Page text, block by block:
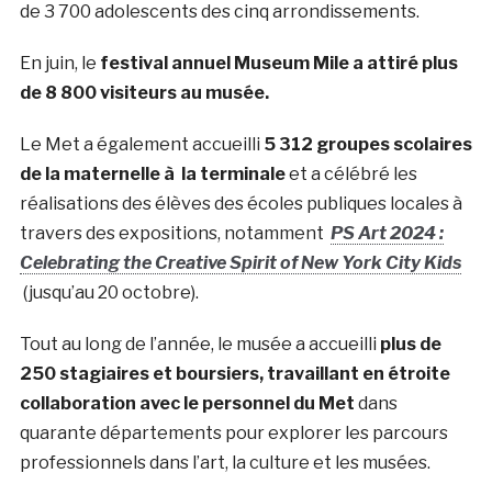
de 3 700 adolescents des cinq arrondissements.
En juin, le festival annuel Museum Mile a attiré plus
de 8 800 visiteurs au musée.
Le Met a également accueilli 5 312 groupes scolaires
de la maternelle à la terminaleet a célébré les
réalisations des élèves des écoles publiques locales à
travers des expositions, notamment PS Art 2024 :
Celebrating the Creative Spirit of New York City Kids
(jusqu’au 20 octobre).
Tout au long de l’année, le musée a accueilli plus de
250 stagiaires et boursiers, travaillant en étroite
collaboration avec le personnel du Met dans
quarante départements pour explorer les parcours
professionnels dans l’art, la culture et les musées.